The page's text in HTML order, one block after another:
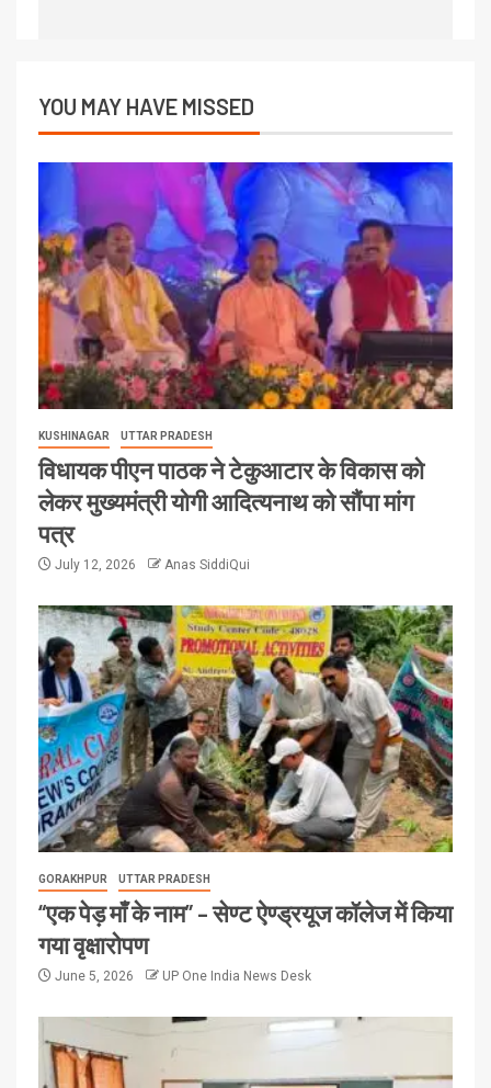
YOU MAY HAVE MISSED
KUSHINAGAR UTTAR PRADESH
विधायक पीएन पाठक ने टेकुआटार के विकास को
लेकर मुख्यमंत्री योगी आदित्यनाथ को सौंपा मांग
पत्र
July 12, 2026 Anas SiddiQui
GORAKHPUR UTTAR PRADESH
“एक पेड़ माँ के नाम” – सेण्ट ऐण्ड्रयूज कॉलेज में किया
गया वृक्षारोपण
June 5, 2026 UP One India News Desk